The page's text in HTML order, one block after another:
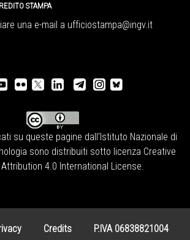
STAMPA
una e-mail a ufficiostampa@ingv.it
su queste pagine dall'Istituto Nazionale di
sono distribuiti sotto licenza Creative
4.0 International License
Credits P.IVA 06838821004